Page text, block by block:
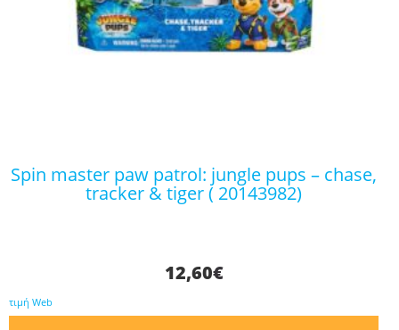
spin master paw patrol: jungle pups – chase,
tracker & tiger ( 20143982)
12,60€
τιμή Web